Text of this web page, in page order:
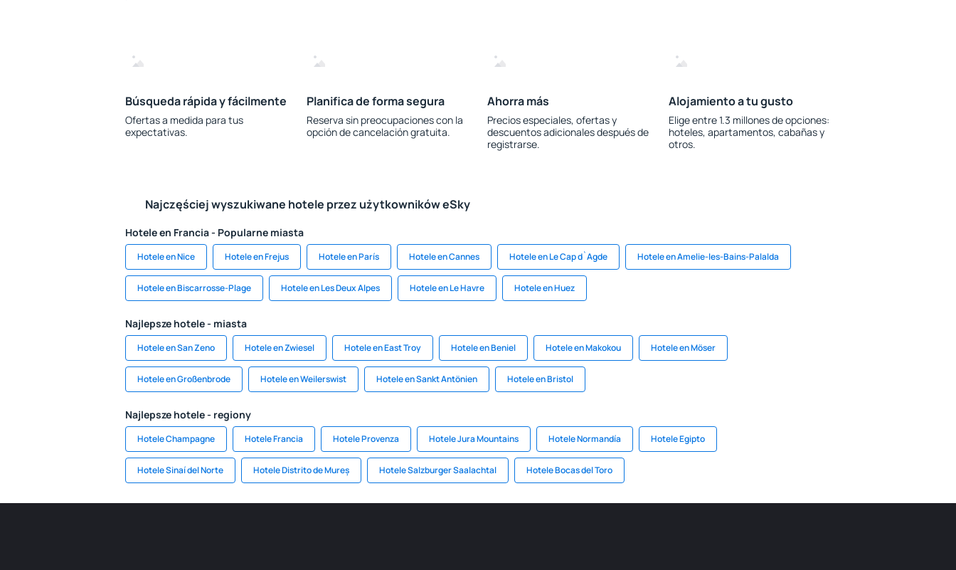
Búsqueda rápida y fácilmente
Ofertas a medida para tus
expectativas.
Planifica de forma segura
Reserva sin preocupaciones con la
opción de cancelación gratuita.
Ahorra más
Precios especiales, ofertas y
descuentos adicionales después de
registrarse.
Alojamiento a tu gusto
Elige entre 1.3 millones de opciones:
hoteles, apartamentos, cabañas y
otros.
Najczęściej wyszukiwane hotele przez użytkowników eSky
Hotele en Francia - Popularne miasta
Hotele en Nice Hotele en Frejus Hotele en París Hotele en Cannes Hotele en Le Cap d`Agde Hotele en Amelie-les-Bains-Palalda
Hotele en Biscarrosse-Plage Hotele en Les Deux Alpes Hotele en Le Havre Hotele en Huez
Najlepsze hotele - miasta
Hotele en San Zeno Hotele en Zwiesel Hotele en East Troy Hotele en Beniel Hotele en Makokou Hotele en Möser
Hotele en Großenbrode Hotele en Weilerswist Hotele en Sankt Antönien Hotele en Bristol
Najlepsze hotele - regiony
Hotele Champagne Hotele Francia Hotele Provenza Hotele Jura Mountains Hotele Normandía Hotele Egipto
Hotele Sinaí del Norte Hotele Distrito de Mureș Hotele Salzburger Saalachtal Hotele Bocas del Toro